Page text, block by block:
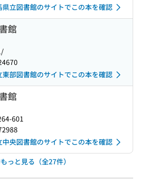
県立図書館のサイトでこの本を確認
館
東部図書館のサイトでこの本を確認
館
601
中央図書館のサイトでこの本を確認
もっと見る（全27件）